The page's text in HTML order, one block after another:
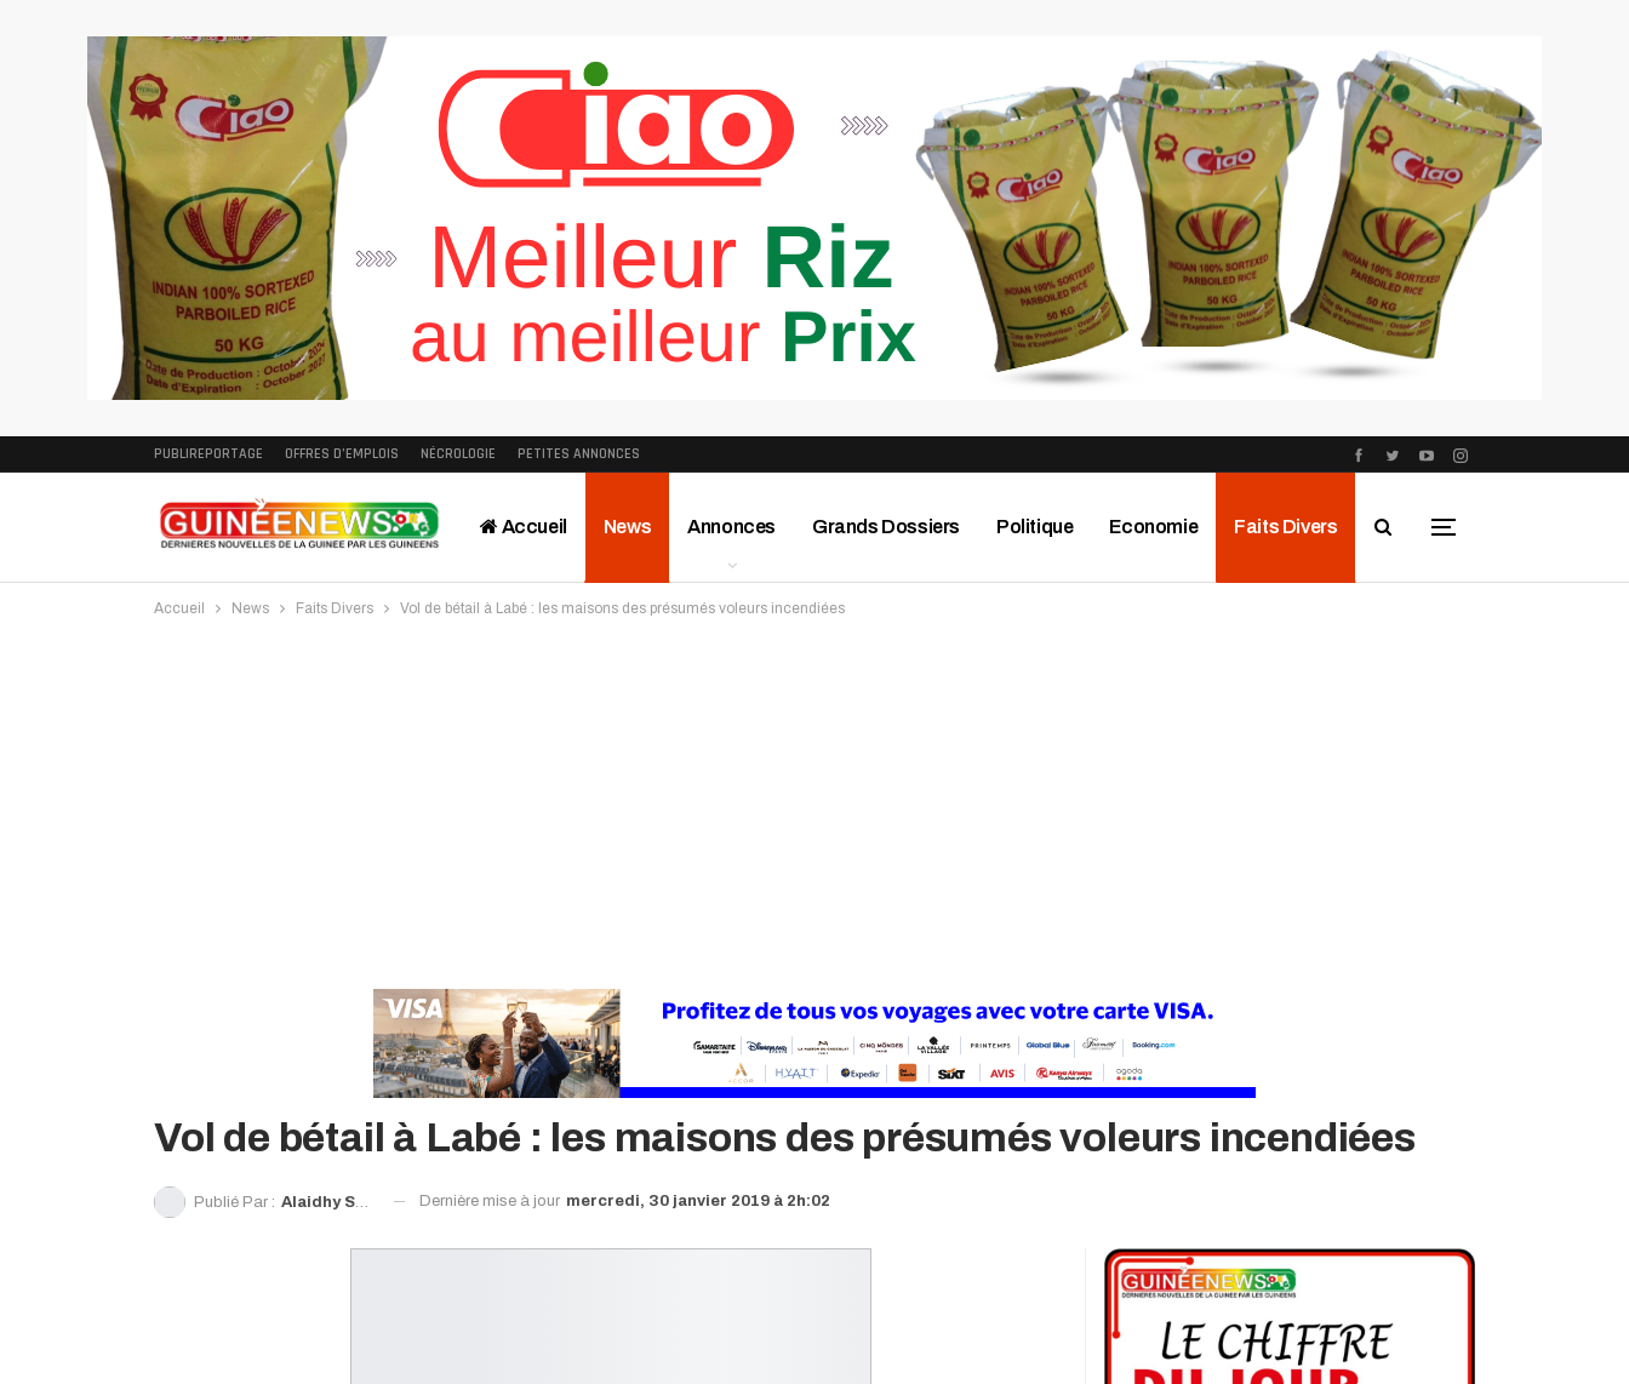
PUBLIREPORTAGE OFFRES D’EMPLOIS NÉCROLOGIE PETITES ANNONCES
Accueil News Annonces Grands Dossiers Politique Economie Faits Divers
Accueil News Faits Divers Vol de bétail à Labé : les maisons des présumés voleurs incendiées
Vol de bétail à Labé : les maisons des présumés voleurs incendiées
Publié Par : Alaidhy Sow Dernière mise à jour mercredi, 30 janvier 2019 à 2h:02